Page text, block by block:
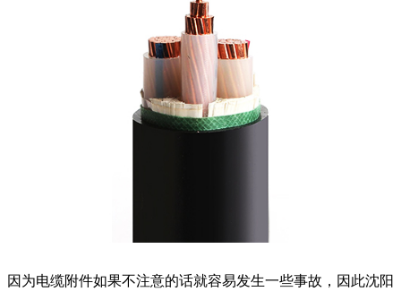
因为电缆附件如果不注意的话就容易发生一些事故，因此沈阳